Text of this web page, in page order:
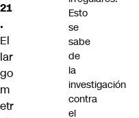
21
.
El
lar
go
m
etr
Esto
se
sabe
de
la
investigación
contra
el